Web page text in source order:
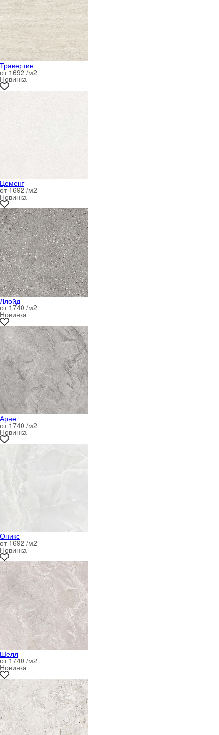
Травертин
от 1692 /м2
Новинка
Цемент
от 1692 /м2
Новинка
Ллойд
от 1740 /м2
Новинка
Арне
от 1740 /м2
Новинка
Оникс
от 1692 /м2
Новинка
Шелл
от 1740 /м2
Новинка